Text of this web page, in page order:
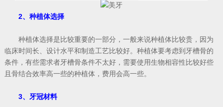
2、种植体选择
种植体选择是比较重要的一部分，一般来说种植体比较贵，因为
临床时间长、设计水平和制造工艺比较好。种植体要考虑到牙槽骨的
条件，有些需求者牙槽骨条件不太好，需要使用生物相容性比较好些
且骨结合效率高一些的种植体，费用会高一些。
3、牙冠材料